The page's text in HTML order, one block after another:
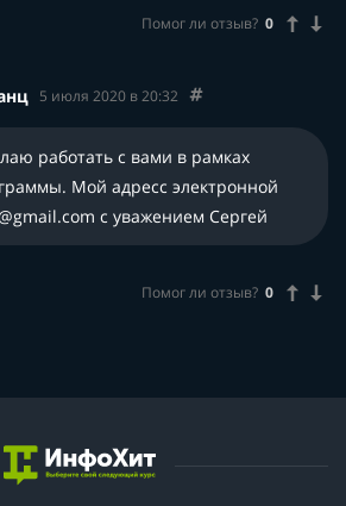
Помог ли отзыв? 0
5 июля 2020 в 20:32
работать с вами в рамках
Мой адресс электронной
c уважением Сергей
Помог ли отзыв? 0